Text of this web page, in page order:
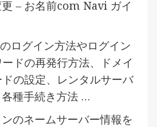
– お名前com Navi ガイ
ログイン方法やログイン
ドの再発行方法、ドメイ
の設定、レンタルサーバ
種手続き方法 …
ンのネームサーバー情報を